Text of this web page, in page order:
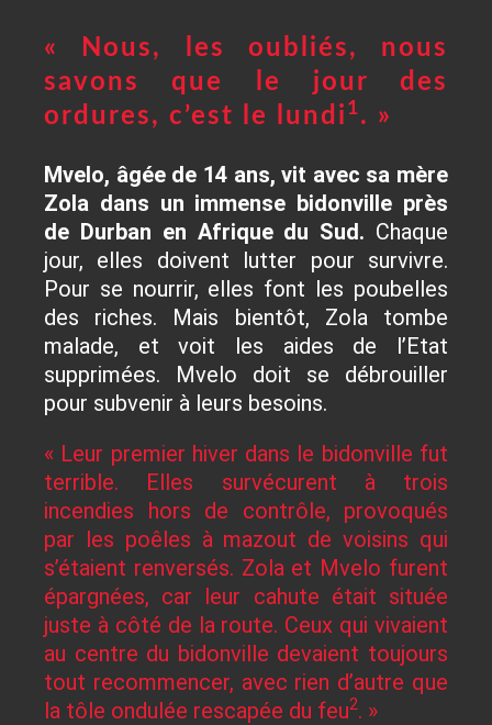
« Nous, les oubliés, nous
savons que le jour des
ordures, c’est le lundi 1. »
Mvelo, âgée de 14 ans, vit avec sa mère
Zola dans un immense bidonville près
de Durban en Afrique du Sud. Chaque
jour, elles doivent lutter pour survivre.
Pour se nourrir, elles font les poubelles
des riches. Mais bientôt, Zola tombe
malade, et voit les aides de l’Etat
supprimées. Mvelo doit se débrouiller
pour subvenir à leurs besoins.
« Leur premier hiver dans le bidonville fut
terrible. Elles survécurent à trois
incendies hors de contrôle, provoqués
par les poêles à mazout de voisins qui
s’étaient renversés. Zola et Mvelo furent
épargnées, car leur cahute était située
juste à côté de la route. Ceux qui vivaient
au centre du bidonville devaient toujours
tout recommencer, avec rien d’autre que
la tôle ondulée rescapée du feu2. »